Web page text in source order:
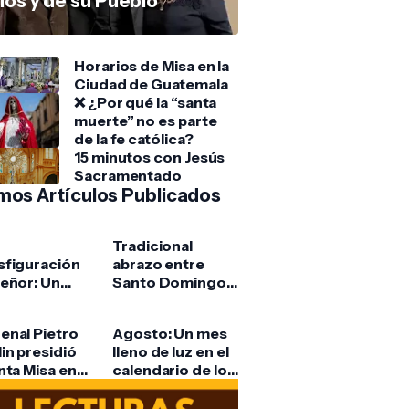
Horarios de Misa en la
Ciudad de Guatemala
❌ ¿Por qué la “santa
muerte” no es parte
de la fe católica?
15 minutos con Jesús
Sacramentado
Artículos Publicados
Un
Tradicional
abrazo entre
Santo Domingo y
de fieles en La
Antigua
Guatemala
Pietro
presidió
Misa en
Agosto: Un mes
lleno de luz en el
calendario de los
santos